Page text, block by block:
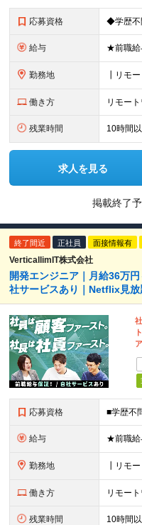
応募資格
給与
勤務地
働き方 リモー
残業時間 10時間
求人を見る
掲載終了
終了間近 正社員 面接情報有
VerticallimIT株式会社
開発エンジニア｜月給36万
社サービスあり｜Netflix見
応募資格
給与
勤務地
働き方 リモー
残業時間 10時間